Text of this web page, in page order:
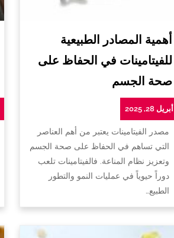
أهمية المصادر الطبيعية
للفيتامينات في الحفاظ على
صحة الجسم
أبريل 28, 2025
مصدر الفيتامينات يعتبر من أهم العناصر
التي تساهم في الحفاظ على صحة الجسم
وتعزيز نظام المناعة. فالفيتامينات تلعب
دوراً حيوياً في عمليات النمو والتطور
الطبيع…